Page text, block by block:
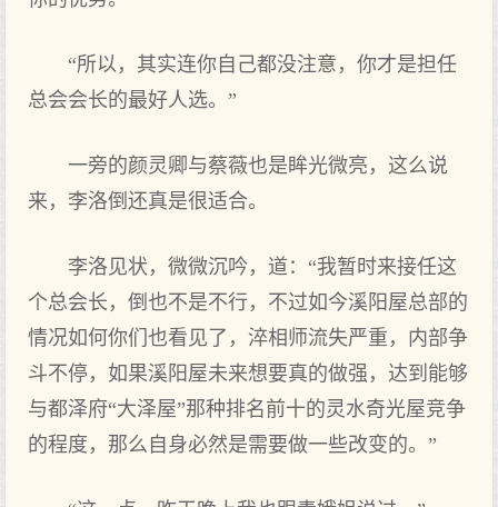
“所以，其实连你自己都没注意，你才是担任
总会会长的最好人选。”
一旁的颜灵卿与蔡薇也是眸光微亮，这么说
来，李洛倒还真是很适合。
李洛见状，微微沉吟，道：“我暂时来接任这
个总会长，倒也不是不行，不过如今溪阳屋总部的
情况如何你们也看见了，淬相师流失严重，内部争
斗不停，如果溪阳屋未来想要真的做强，达到能够
与都泽府“大泽屋”那种排名前十的灵水奇光屋竞争
的程度，那么自身必然是需要做一些改变的。”